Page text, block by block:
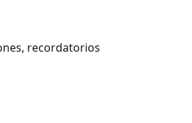
recordatorios